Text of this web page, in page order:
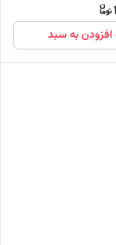
افزودن به سبد